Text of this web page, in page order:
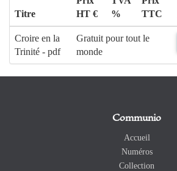
Titre
HT €
%
TTC
Croire en la
Trinité - pdf
Gratuit pour tout le
monde
Communio
Accueil
Numéros
Collection